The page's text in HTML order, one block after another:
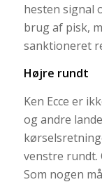
hesten signal
brug af pisk,
sanktioneret
Højre rundt
Ken Ecce er
og andre
venstre rundt.
Som nogen